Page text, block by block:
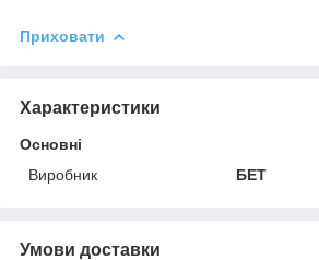
Приховати
Характеристики
Основні
Виробник
БЕТ
Умови доставки